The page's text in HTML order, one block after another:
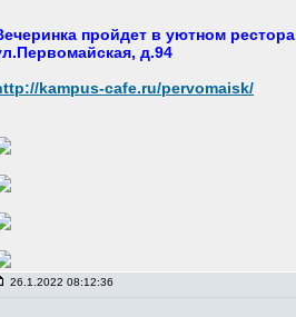
пройдет в уютном
д.94
kampus-cafe.ru/pervomaisk/
26.1.2022 08:12:36